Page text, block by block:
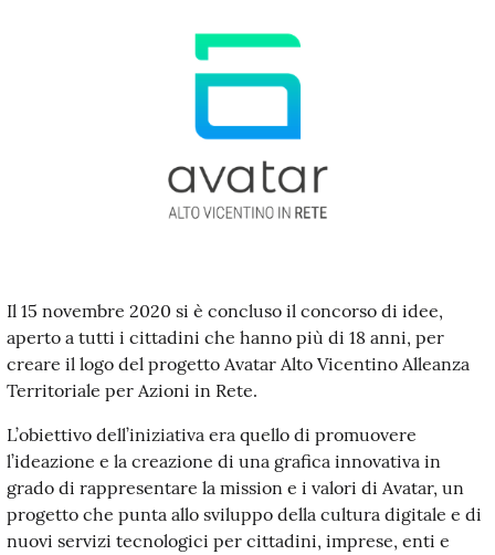
Il 15 novembre 2020 si è concluso il concorso di idee,
aperto a tutti i cittadini che hanno più di 18 anni, per
creare il logo del progetto Avatar Alto Vicentino Alleanza
Territoriale per Azioni in Rete.
L’obiettivo dell’iniziativa era quello di promuovere
l’ideazione e la creazione di una grafica innovativa in
grado di rappresentare la mission e i valori di Avatar, un
progetto che punta allo sviluppo della cultura digitale e di
nuovi servizi tecnologici per cittadini, imprese, enti e